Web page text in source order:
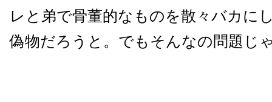
レと弟で骨董的なものを散々バカに
偽物だろうと。でもそんなの問題じ